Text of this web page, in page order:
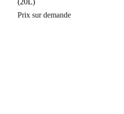
(20L)
Prix sur demande